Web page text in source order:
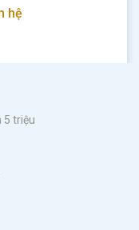
hệ
5 triệu